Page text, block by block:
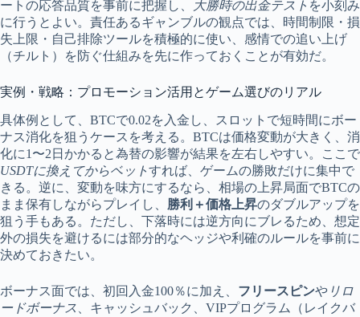
ートの応答品質を事前に把握し、 大勝時の出金テスト を小刻み
に行うとよい。責任あるギャンブルの観点では、時間制限・損
失上限・自己排除ツールを積極的に使い、感情での追い上げ
（チルト）を防ぐ仕組みを先に作っておくことが有効だ。
実例・戦略：プロモーション活用とゲーム選びのリアル
具体例として、BTCで0.02を入金し、スロットで短時間にボー
ナス消化を狙うケースを考える。BTCは価格変動が大きく、消
化に1〜2日かかると為替の影響が結果を左右しやすい。ここで
USDTに換えてからベットすれば、ゲームの勝敗だけに集中で
きる。逆に、変動を味方にするなら、相場の上昇局面でBTCの
まま保有しながらプレイし、 勝利＋価格上昇のダブルアップを
狙う手もある。ただし、下落時には逆方向にブレるため、想定
外の損失を避けるには部分的なヘッジや利確のルールを事前に
決めておきたい。
ボーナス面では、初回入金100％に加え、 フリースピンや リロ
ードボーナス 、キャッシュバック、VIPプログラム（レイクバ